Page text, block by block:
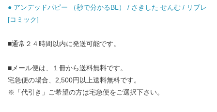
● アンデッドパピー （秒で分かるBL） / さきした せんむ / リブレ
[コミック]
■通常２４時間以内に発送可能です。
■メール便は、１冊から送料無料です。
宅急便の場合、2,500円以上送料無料です。
※「代引き」ご希望の方は宅急便をご選択下さい。